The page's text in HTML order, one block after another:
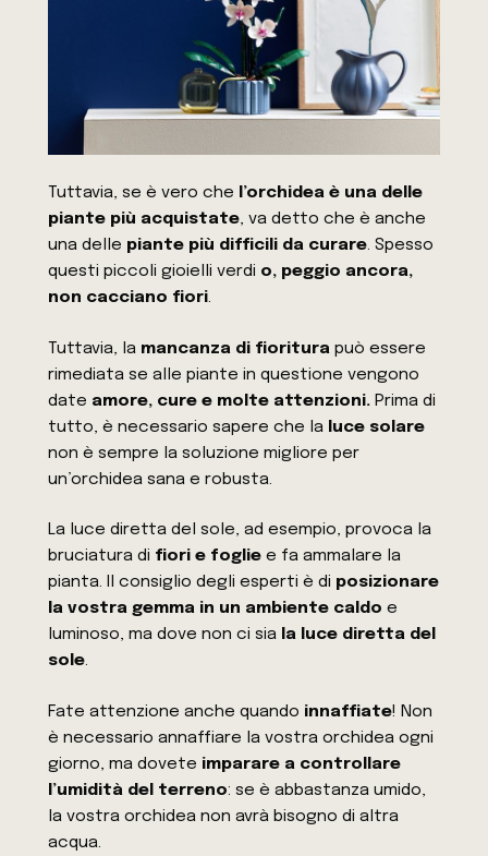
Tuttavia, se è vero che
l’orchidea è una delle
piante più acquistate, va detto che è anche
una delle piante più difficili da curare. Spesso
questi piccoli gioielli verdi o, peggio ancora,
non cacciano fiori.
Tuttavia, la mancanza di fioritura può essere
rimediata se alle piante in questione vengono
date amore, cure e molte attenzioni. Prima di
tutto, è necessario sapere che la luce solare
non è sempre la soluzione migliore per
un’orchidea sana e robusta.
La luce diretta del sole, ad esempio, provoca la
bruciatura di fiori e foglie e fa ammalare la
pianta. Il consiglio degli esperti è di posizionare
la vostra gemma in un ambiente caldo e
luminoso, ma dove non ci sia la luce diretta del
sole.
Fate attenzione anche quando innaffiate! Non
è necessario annaffiare la vostra orchidea ogni
giorno, ma dovete imparare a controllare
l’umidità del terreno: se è abbastanza umido,
la vostra orchidea non avrà bisogno di altra
acqua.